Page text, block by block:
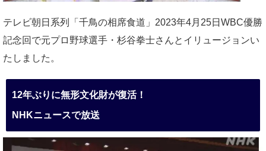
テレビ朝日系列「千鳥の相席食道」2023年4月25日WBC優勝
記念回で元プロ野球選手・杉谷拳士さんとイリュージョンい
たしました。
12年ぶりに無形文化財が復活！
NHKニュースで放送